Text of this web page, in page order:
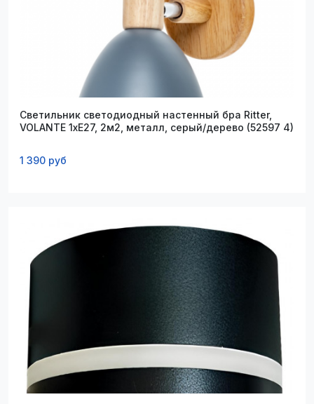
Светильник светодиодный настенный бра Ritter,
VOLANTE 1xE27, 2м2, металл, серый/дерево (52597 4)
1 390 руб